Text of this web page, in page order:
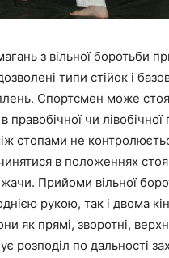
з вільної боротьби
типи стійок і
Спортсмен може
правобічної чи лівобічної
стопами не
в положеннях
Прийоми вільної
рукою, так і двома
як прямі, зворотні,
розподіл по дальності